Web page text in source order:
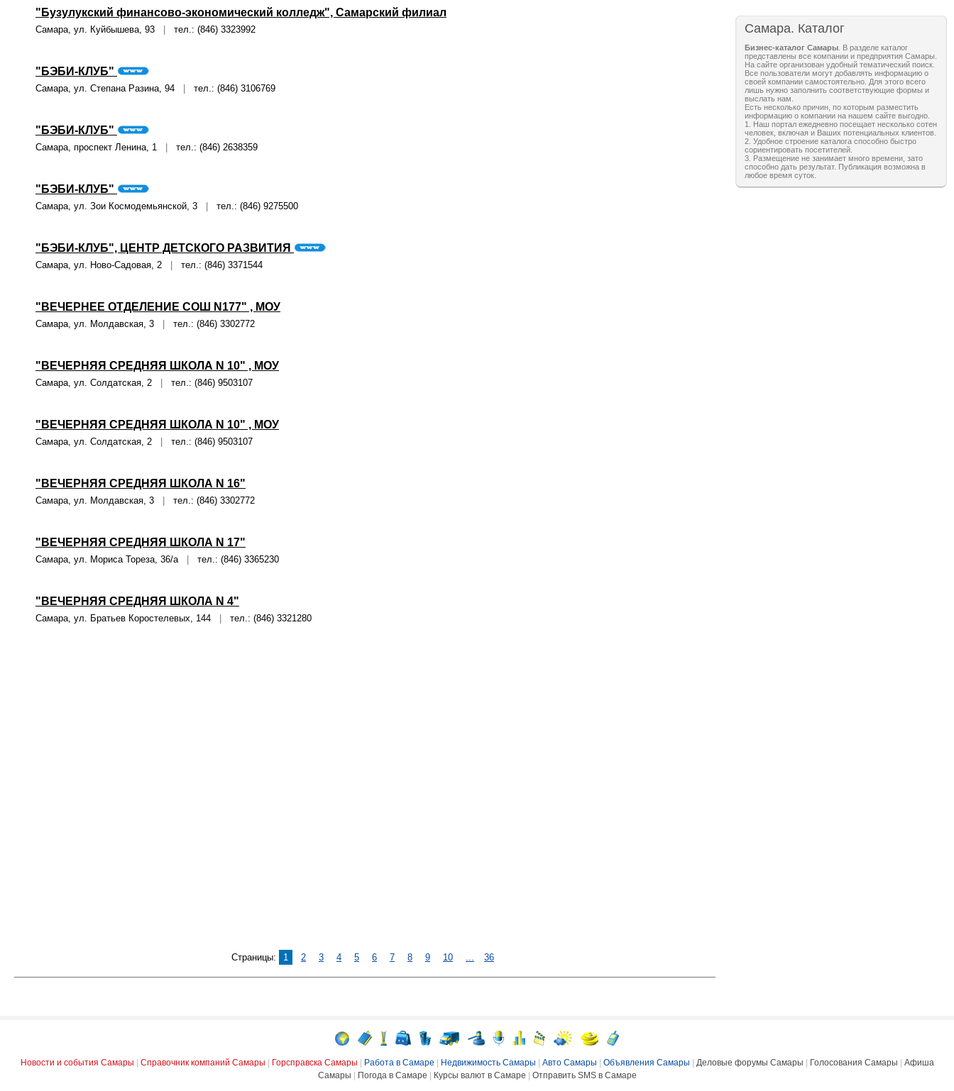
"Бузулукский финансово-экономический колледж", Самарский филиал
Самара, ул. Куйбышева, 93 тел.: (846) 3323992
"БЭБИ-КЛУБ"
Самара, ул. Степана Разина, 94 тел.: (846) 3106769
"БЭБИ-КЛУБ"
Самара, проспект Ленина, 1 тел.: (846) 2638359
"БЭБИ-КЛУБ"
Самара, ул. Зои Космодемьянской, 3 тел.: (846) 9275500
"БЭБИ-КЛУБ", ЦЕНТР ДЕТСКОГО РАЗВИТИЯ
Самара, ул. Ново-Садовая, 2 тел.: (846) 3371544
"ВЕЧЕРНЕЕ ОТДЕЛЕНИЕ СОШ N177" , МОУ
Самара, ул. Молдавская, 3 тел.: (846) 3302772
"ВЕЧЕРНЯЯ СРЕДНЯЯ ШКОЛА N 10" , МОУ
Самара, ул. Солдатская, 2 тел.: (846) 9503107
"ВЕЧЕРНЯЯ СРЕДНЯЯ ШКОЛА N 10" , МОУ
Самара, ул. Солдатская, 2 тел.: (846) 9503107
"ВЕЧЕРНЯЯ СРЕДНЯЯ ШКОЛА N 16"
Самара, ул. Молдавская, 3 тел.: (846) 3302772
"ВЕЧЕРНЯЯ СРЕДНЯЯ ШКОЛА N 17"
Самара, ул. Мориса Тореза, 36/а тел.: (846) 3365230
"ВЕЧЕРНЯЯ СРЕДНЯЯ ШКОЛА N 4"
Самара, ул. Братьев Коростелевых, 144 тел.: (846) 3321280
Страницы: 1 2 3 4 5 6 7 8 9 10 ... 36
Самара. Каталог
Бизнес-каталог Самары . В разделе каталог
представлены все компании и предприятия Самары.
На сайте организован удобный тематический поиск.
Все пользователи могут добавлять информацию о
своей компании самостоятельно. Для этого всего
лишь нужно заполнить соответствующие формы и
выслать нам.
Есть несколько причин, по которым разместить
информацию о компании на нашем сайте выгодно.
1. Наш портал ежедневно посещает несколько сотен
человек, включая и Ваших потенциальных клиентов.
2. Удобное строение каталога способно быстро
сориентировать посетителей.
3. Размещение не занимает много времени, зато
способно дать результат. Публикация возможна в
любое время суток.
Новости и события Самары Справочник компаний Самары Горсправска Самары Работа в Самаре Недвижимость Самары Авто Самары Объявления Самары Деловые форумы Самары Голосования Самары
Афиша
Самары
Погода в Самаре Курсы валют в Самаре Отправить SMS в Самаре